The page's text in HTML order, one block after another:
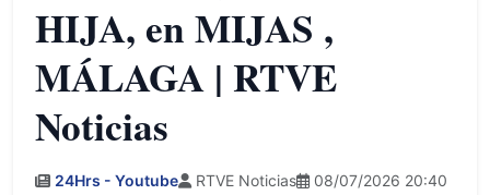
HIJA, en MIJAS ,
MÁLAGA | RTVE
Noticias
24Hrs - Youtube RTVE Noticias
08/07/2026 20:40